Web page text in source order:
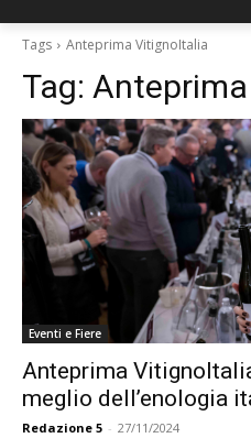
Tags Anteprima VitignoItalia
Tag:
Eventi e Fiere
Anteprima
meglio dell’enologia
Redazione 5 - 27/11/2024